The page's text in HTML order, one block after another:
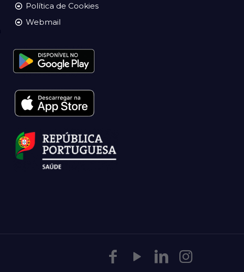
Política de Cookies
Webmail